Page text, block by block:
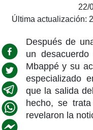
22/
Última actualización:
Después de
un
Mbappé y su
especializado
que la salida
hecho, se
revelaron la